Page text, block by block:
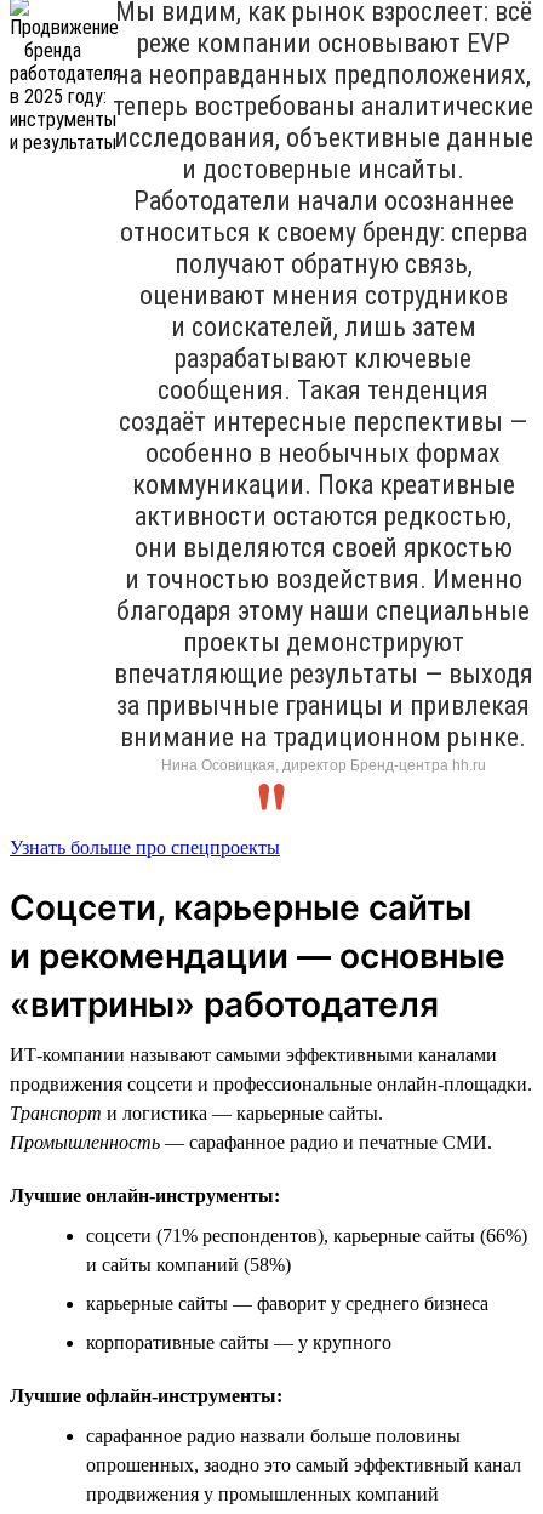
Мы видим, как рынок взрослеет: всё
реже компании основывают EVP
на неоправданных предположениях,
теперь востребованы аналитические
исследования, объективные данные
и достоверные инсайты.
Работодатели начали осознаннее
относиться к своему бренду: сперва
получают обратную связь,
оценивают мнения сотрудников
и соискателей, лишь затем
разрабатывают ключевые
сообщения. Такая тенденция
создаёт интересные перспективы —
особенно в необычных формах
коммуникации. Пока креативные
активности остаются редкостью,
они выделяются своей яркостью
и точностью воздействия. Именно
благодаря этому наши специальные
проекты демонстрируют
впечатляющие результаты — выходя
за привычные границы и привлекая
внимание на традиционном рынке.
Нина Осовицкая, директор Бренд-центра hh.ru
Узнать больше про спецпроекты
Соцсети, карьерные сайты
и рекомендации — основные
«витрины» работодателя
ИТ-компании называют самыми эффективными каналами
продвижения соцсети и профессиональные онлайн-площадки.
Транспорт и логистика — карьерные сайты.
Промышленность — сарафанное радио и печатные СМИ.
Лучшие онлайн-инструменты:
соцсети (71% респондентов), карьерные сайты (66%)
и сайты компаний (58%)
карьерные сайты — фаворит у среднего бизнеса
корпоративные сайты — у крупного
Лучшие офлайн-инструменты:
сарафанное радио назвали больше половины
опрошенных, заодно это самый эффективный канал
продвижения у промышленных компаний